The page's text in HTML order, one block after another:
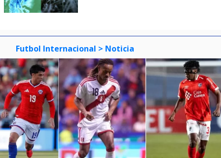
Futbol Internacional > Noticia